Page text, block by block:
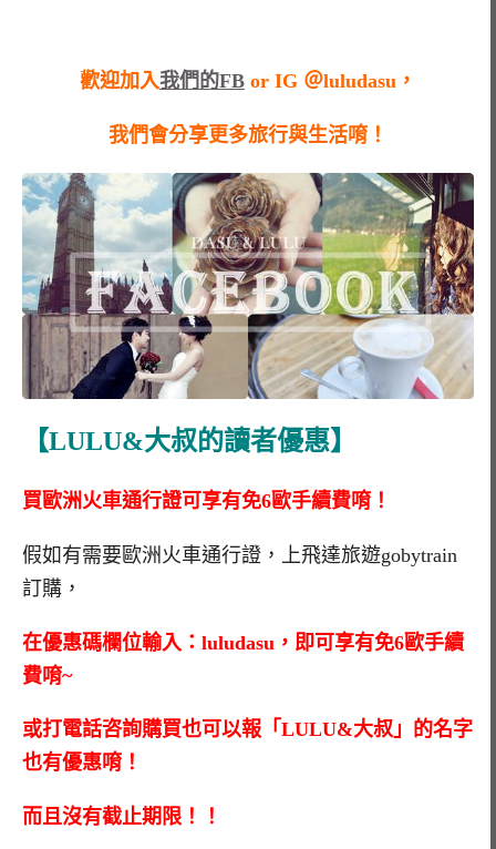
歡迎加入我們的FB or IG ＠luludasu，
我們會分享更多旅行與生活唷！
【LULU&大叔的讀者優惠】
買歐洲火車通行證可享有免6歐手續費唷！
假如有需要歐洲火車通行證，上飛達旅遊gobytrain
訂購，
在優惠碼欄位輸入：luludasu，即可享有免6歐手續
費唷~
或打電話咨詢購買也可以報「LULU&大叔」的名字
也有優惠唷！
而且沒有截止期限！！